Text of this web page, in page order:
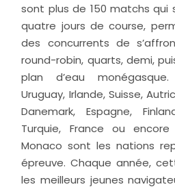
sont plus de 150 matchs qui
quatre jours de course,
des concurrents de
round-robin, quarts, demi,
plan d’eau
Uruguay, Irlande, Suisse,
Danemark, Espagne,
Turquie, France ou
Monaco sont les nations
épreuve. Chaque année,
les meilleurs jeunes